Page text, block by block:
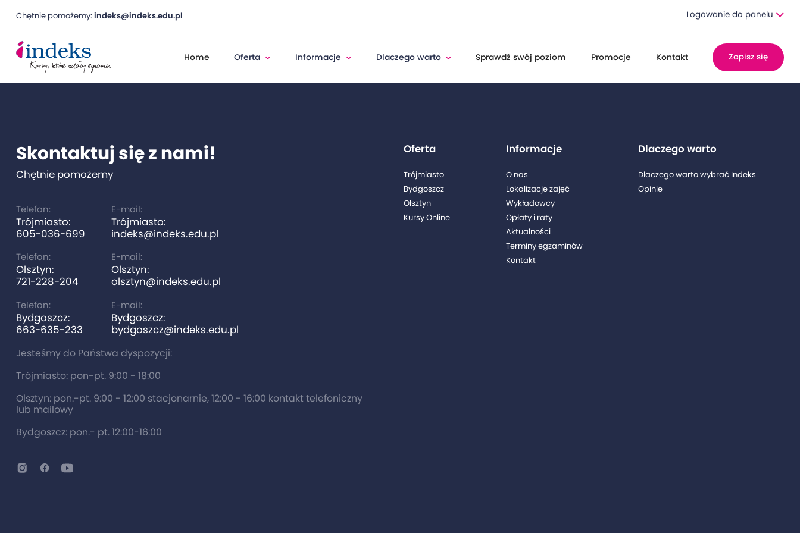
Chętnie pomożemy: indeks@indeks.edu.pl Logowanie do panelu
Home Oferta Informacje Dlaczego warto Sprawdź swój poziom Promocje Kontakt Zapisz się
Skontaktuj się z nami!
Chętnie pomożemy
Telefon:
Trójmiasto:
605-036-699
E-mail:
Trójmiasto:
indeks@indeks.edu.pl
Telefon:
Olsztyn:
721-228-204
E-mail:
Olsztyn:
olsztyn@indeks.edu.pl
Telefon:
Bydgoszcz:
663-635-233
E-mail:
Bydgoszcz:
bydgoszcz@indeks.edu.pl
Jesteśmy do Państwa dyspozycji:
Trójmiasto: pon-pt. 9:00 - 18:00
Olsztyn: pon.-pt. 9:00 - 12:00 stacjonarnie, 12:00 - 16:00 kontakt telefoniczny
lub mailowy
Bydgoszcz: pon.- pt. 12:00-16:00
Oferta
Trójmiasto
Bydgoszcz
Olsztyn
Kursy Online
Informacje
O nas
Lokalizacje zajęć
Wykładowcy
Opłaty i raty
Aktualności
Terminy egzaminów
Kontakt
Dlaczego warto
Dlaczego warto wybrać Indeks
Opinie